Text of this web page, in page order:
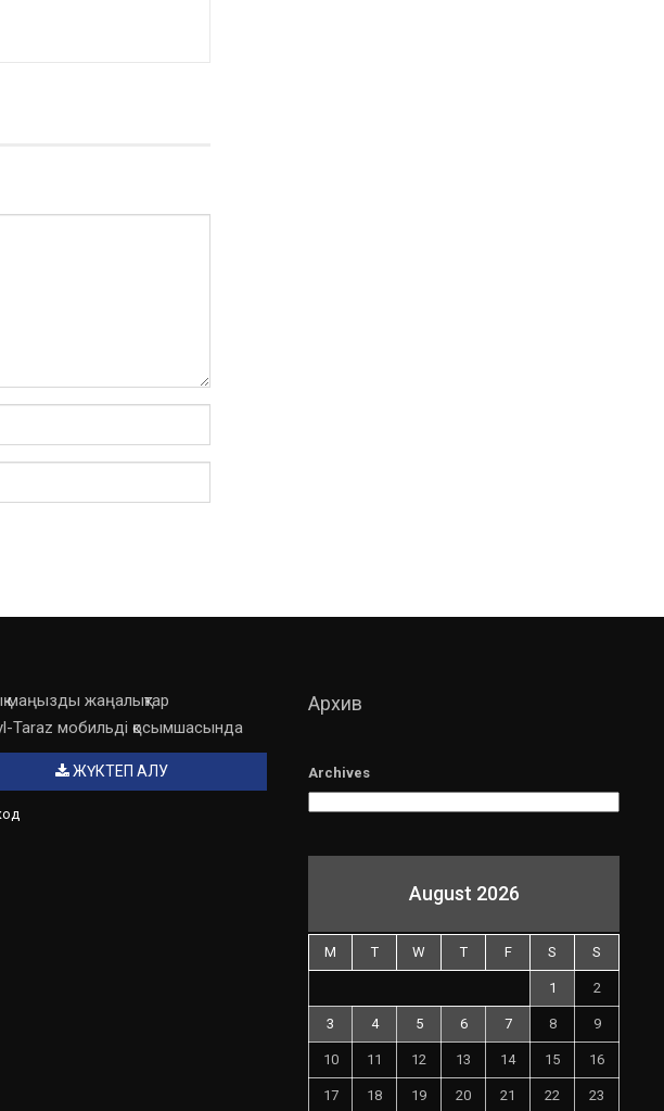
маңызды жаңалықтар
Taraz мобильді қосымшасында
ЖҮКТЕП АЛУ
Архив
Archives
August 2026
M T W T F S S
1 2
3 4 5 6 7 8 9
10 11 12 13 14 15 16
17 18 19 20 21 22 23